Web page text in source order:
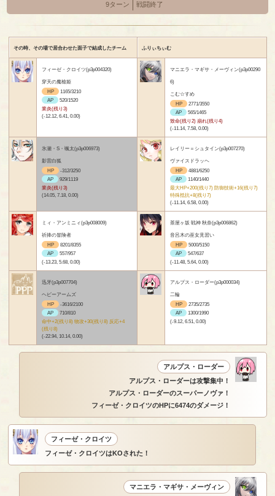
9ターン
戦闘終了
その時、その場で居合わせた面子で結成したチーム ふりぃちぃむ
フィーゼ・クロイツ(p3p004320)
穿天の魔槍姫
HP
1165/3210
AP
520/1520
業炎(残り3)
(-12.12, 6.41, 0.00)
マニエラ・マギサ・メーヴィン(p3p00290
6)
こむ☆すめ
HP
2771/3550
AP
565/1465
致命(残り2) 崩れ(残り4)
(-11.14, 7.58, 0.00)
氷瀬・S・颯太(p3p006973)
影雷白狐
HP
-312/3250
AP
929/1119
業炎(残り3)
(14.05, 7.18, 0.00)
レイリー＝シュタイン(p3p007270)
ヴァイスドラッヘ
HP
4881/6250
AP
1140/1440
最大HP+200(残り7) 防御技術+16(残り7)
特殊抵抗+8(残り7)
(-11.14, 6.58, 0.00)
ミィ・アンミニィ(p3p008009)
祈捧の冒険者
HP
8201/8355
AP
557/957
(-13.23, 5.68, 0.00)
茶屋ヶ坂 戦神 秋奈(p3p006862)
音呂木の巫女見習い
HP
5000/5150
AP
547/637
(-11.48, 5.64, 0.00)
迅牙(p3p007704)
ヘビーアームズ
HP
-3616/2100
AP
710/810
命中+2(残り8) 物攻+30(残り8) 反応+4
(残り8)
(-22.94, 10.14, 0.00)
アルプス・ローダー(p3p000034)
二輪
HP
2735/2735
AP
1300/1990
(-9.12, 6.51, 0.00)
アルプス・ローダー
アルプス・ローダーは攻撃集中！
アルプス・ローダーのスーパーノヴァ！
フィーゼ・クロイツのHPに6474のダメージ！
フィーゼ・クロイツ
フィーゼ・クロイツはKOされた！
マニエラ・マギサ・メーヴィン